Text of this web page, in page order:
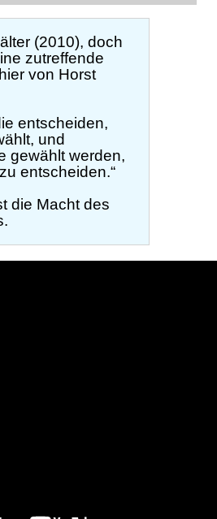
(2010), doch
zutreffende
von Horst
entscheiden,
und
gewählt werden,
entscheiden.“
die Macht des